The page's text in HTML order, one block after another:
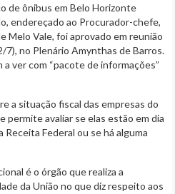
de ônibus em Belo Horizonte
endereçado ao Procurador-chefe,
Melo Vale, foi aprovado em reunião
no Plenário Amynthas de Barros.
ver com “pacote de informações”
a situação fiscal das empresas do
permite avaliar se elas estão em dia
Federal ou se há alguma
é o órgão que realiza a
da União no que diz respeito aos